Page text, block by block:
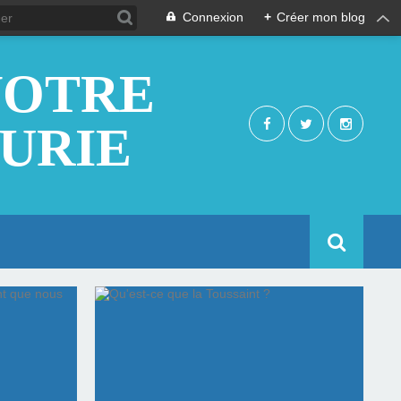
Connexion + Créer mon blog